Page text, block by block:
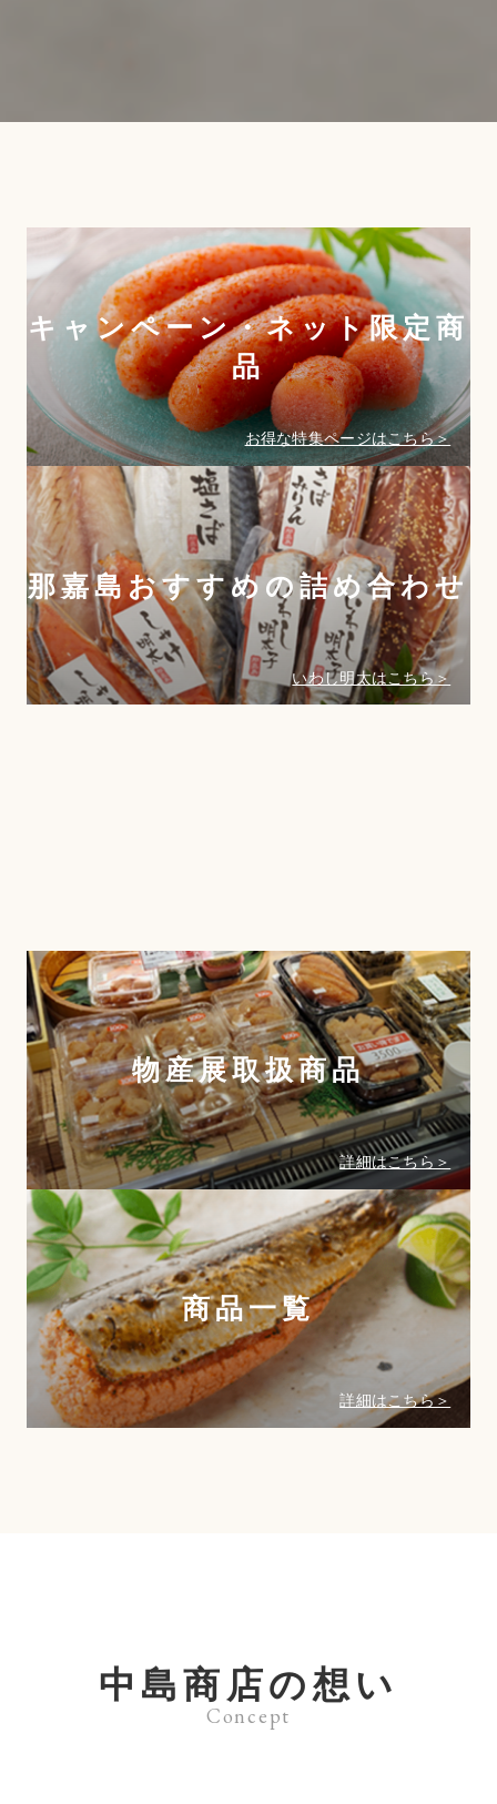
キャンペーン・ネット限定商
品
お得な特集ページはこちら＞
那嘉島おすすめの詰め合わせ
いわし明太はこちら＞
物産展取扱商品
詳細はこちら＞
商品一覧
詳細はこちら＞
中島商店の想い
Concept